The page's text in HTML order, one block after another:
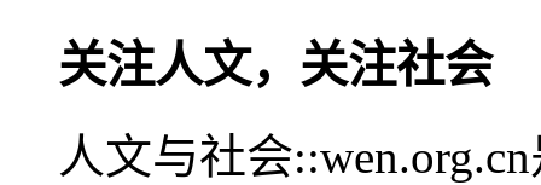
关注人文，关注社会
人文与社会